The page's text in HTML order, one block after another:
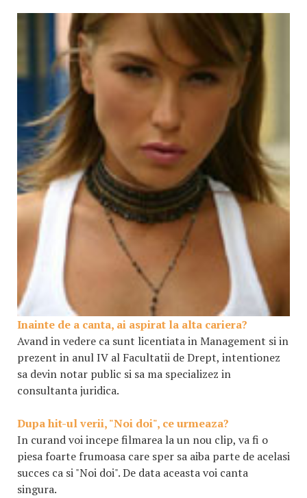
Inainte de a canta, ai aspirat la alta cariera?
Avand in vedere ca sunt licentiata in Management si in
prezent in anul IV al Facultatii de Drept, intentionez
sa devin notar public si sa ma specializez in
consultanta juridica.
Dupa hit-ul verii, "Noi doi", ce urmeaza?
In curand voi incepe filmarea la un nou clip, va fi o
piesa foarte frumoasa care sper sa aiba parte de acelasi
succes ca si "Noi doi". De data aceasta voi canta
singura.